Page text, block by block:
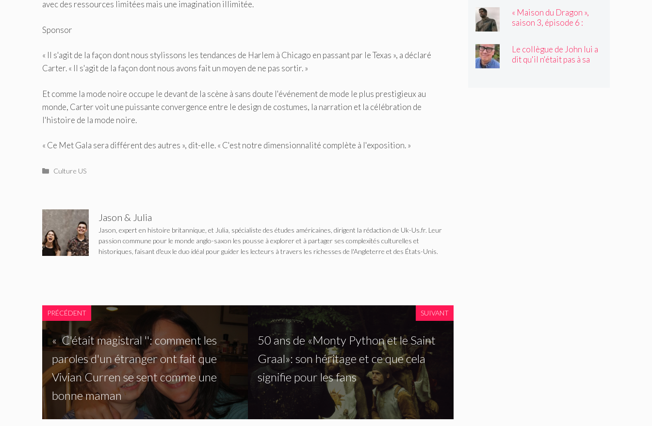
avec des ressources limitées mais une imagination illimitée.
Sponsor
« Il s'agit de la façon dont nous stylissons les tendances de Harlem à Chicago en passant par le Texas », a déclaré
Carter. « Il s'agit de la façon dont nous avons fait un moyen de ne pas sortir. »
Et comme la mode noire occupe le devant de la scène à sans doute l'événement de mode le plus prestigieux au
monde, Carter voit une puissante convergence entre le design de costumes, la narration et la célébration de
l'histoire de la mode noire.
« Ce Met Gala sera différent des autres », dit-elle. « C'est notre dimensionnalité complète à l'exposition. »
Catégories
Culture US
Jason & Julia
Jason, expert en histoire britannique, et Julia, spécialiste des études américaines, dirigent la rédaction de Uk-Us.fr. Leur
passion commune pour le monde anglo-saxon les pousse à explorer et à partager ses complexités culturelles et
historiques, faisant d'eux le duo idéal pour guider les lecteurs à travers les richesses de l'Angleterre et des États-Unis.
PRÉCÉDENT
« C'était magistral '': comment les
paroles d'un étranger ont fait que
Vivian Curren se sent comme une
bonne maman
SUIVANT
50 ans de «Monty Python et le Saint
Graal»: son héritage et ce que cela
signifie pour les fans
Williams
« Maison du Dragon »,
saison 3, épisode 6 :
Le collègue de John lui a
dit qu'il n'était pas à sa